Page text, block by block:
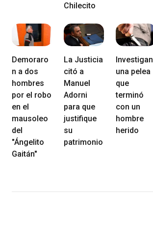
Chilecito
Demoraro
n a dos
hombres
por el robo
en el
mausoleo
del
"Ángelito
Gaitán"
La Justicia
citó a
Manuel
Adorni
para que
justifique
su
patrimonio
Investigan
una pelea
que
terminó
con un
hombre
herido